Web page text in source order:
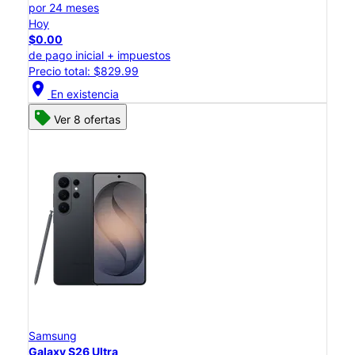
por 24 meses
Hoy
$0.00
de pago inicial + impuestos
Precio total: $829.99
location_on En existencia
Ver 8 ofertas
Samsung
Galaxy S26 Ultra